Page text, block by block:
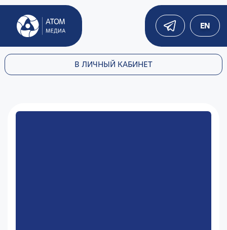
EN
В ЛИЧНЫЙ КАБИНЕТ